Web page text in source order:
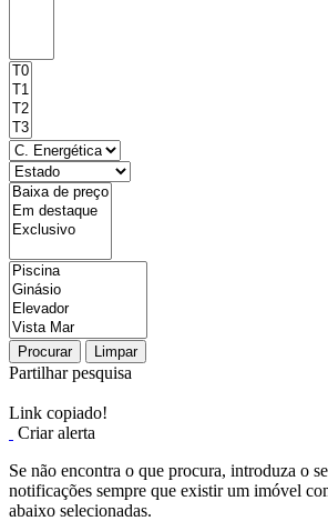
Procurar Limpar
Partilhar pesquisa
Link copiado!
Criar alerta
Se não encontra o que procura, introduza o
notificações sempre que existir um imóvel
abaixo selecionadas.